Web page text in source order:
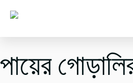
পায়ের